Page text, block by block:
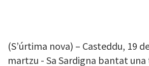
(S’úrtima nova) – Casteddu, 19
martzu - Sa Sardigna bantat